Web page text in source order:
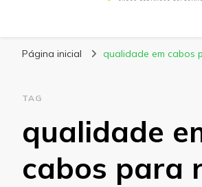
Página inicial qualidade em cabos
TAG
qualidade
cabos para